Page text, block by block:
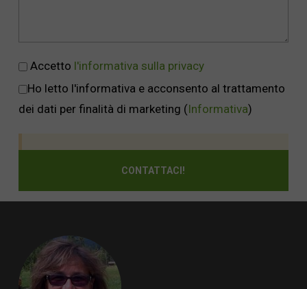
Accetto l'informativa sulla privacy
Ho letto l'informativa e acconsento al trattamento
dei dati per finalità di marketing (Informativa)